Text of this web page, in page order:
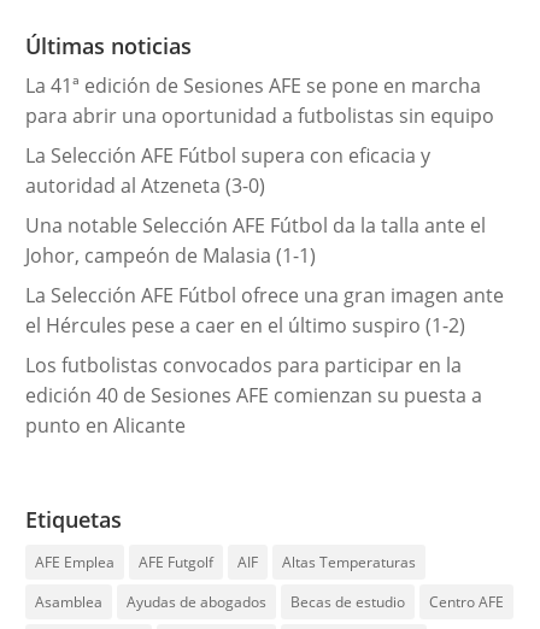
r
a
s
Últimas noticias
La 41ª edición de Sesiones AFE se pone en marcha
para abrir una oportunidad a futbolistas sin equipo
La Selección AFE Fútbol supera con eficacia y
autoridad al Atzeneta (3-0)
Una notable Selección AFE Fútbol da la talla ante el
Johor, campeón de Malasia (1-1)
La Selección AFE Fútbol ofrece una gran imagen ante
el Hércules pese a caer en el último suspiro (1-2)
Los futbolistas convocados para participar en la
edición 40 de Sesiones AFE comienzan su puesta a
punto en Alicante
Etiquetas
AFE Emplea AFE Futgolf AIF
Altas Temperaturas
Asamblea
Ayudas de abogados Becas de estudio
Centro AFE